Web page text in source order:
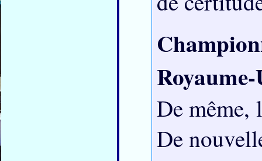
De même,
De